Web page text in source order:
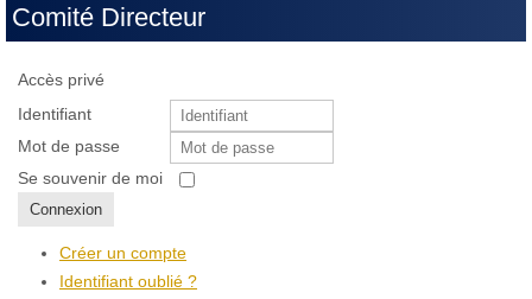
Comité Directeur
Accès privé
Identifiant
Mot de passe
Se souvenir de moi
Connexion
Créer un compte
Identifiant oublié ?